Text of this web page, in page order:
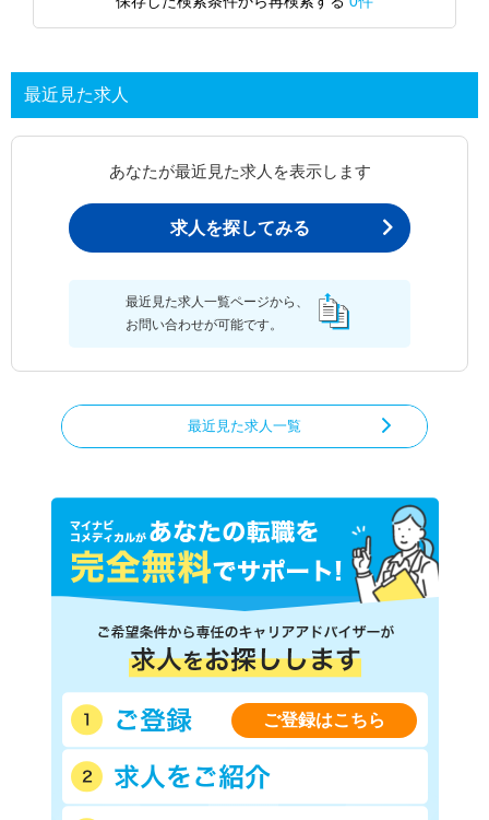
最近見た求人
あなたが最近見た求人を表示します
求人を探してみる
最近見た求人一覧ページから、
お問い合わせが可能です。
最近見た求人一覧
ご登録はこちら